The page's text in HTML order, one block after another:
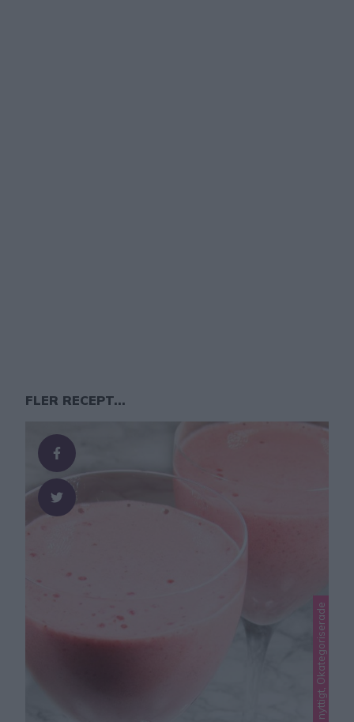
FLER RECEPT...
Lindas nyttigt, Okategoriserade